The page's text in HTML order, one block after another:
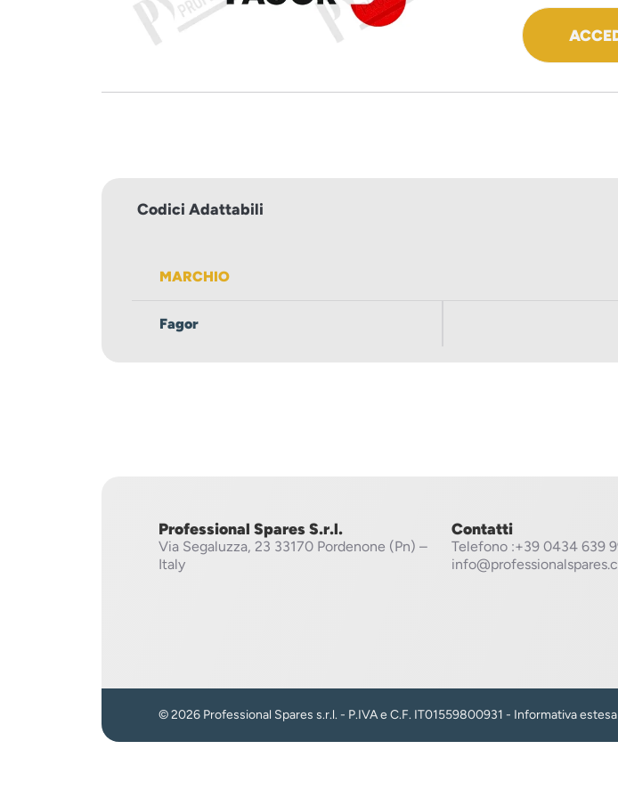
Codici Adattabili
MARCHIO
Fagor
Professional Spares S.r.l.
Via Segaluzza, 23 33170 Pordenone (Pn) –
Italy
Contatti
Telefono :+39 0434 639
© 2026 Professional Spares s.r.l. - P.IVA e C.F. IT01559800931 - Informativa